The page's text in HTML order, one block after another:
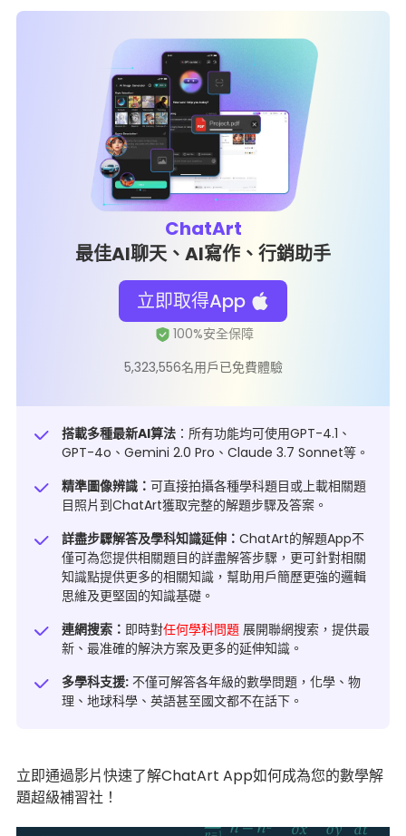
ChatArt
最佳AI聊天、AI寫作、行銷助手
立即取得App
5,323,556名用戶已免費體驗
搭載多種最新AI算法 ：所有功能均可使用GPT-4.1 、
GPT-4o、Gemini 2.0 Pro、Claude 3.7 Sonnet等。
精準圖像辨識： 可直接拍攝各種學科題目或上載相關題
目照片到ChatArt獲取完整的解題步驟及答案。
詳盡步驟解答及學科知識延伸： ChatArt的解題App不
僅可為您提供相關題目的詳盡解答步驟，更可針對相關
知識點提供更多的相關知識，幫助用戶簡歷更強的邏輯
思維及更堅固的知識基礎。
連網搜索： 即時對任何學科問題 展開聯網搜索，提供最
新、最准確的解決方案及更多的延伸知識。
多學科支援: 不僅可解答各年級的數學問題，化學、物
理、地球科學、英語甚至國文都不在話下。
立即通過影片快速了解ChatArt App如何成為您的數學解
題超級補習社！